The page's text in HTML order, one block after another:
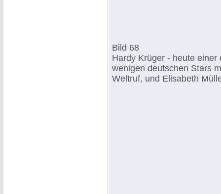
Bild 68
Hardy Krüger - heute einer
wenigen deutschen Stars
Weltruf, und Elisabeth